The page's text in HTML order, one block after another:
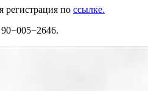
регистрация по ссылке.